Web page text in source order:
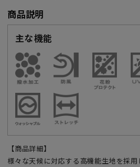
商品説明
主な機能
【商品詳細】
様々な天候に対応する高機能生地を採用